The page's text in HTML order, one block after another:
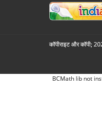
कॉपीराइट और कॉपी;
BCMath lib not